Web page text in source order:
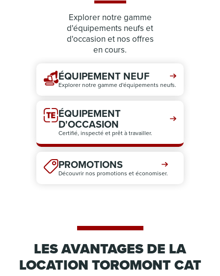
Explorer notre gamme
d'équipements neufs et
d'occasion et nos offres
en cours.
ÉQUIPEMENT NEUF
Explorer notre gamme d'équipements neufs.
ÉQUIPEMENT
D'OCCASION
Certifié, inspecté et prêt à travailler.
PROMOTIONS
Découvrir nos promotions et économiser.
LES AVANTAGES DE LA
LOCATION TOROMONT CAT